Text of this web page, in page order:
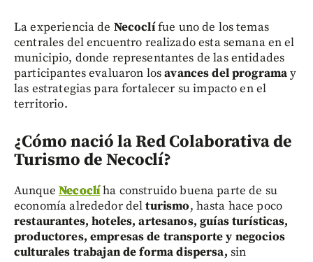
La experiencia de Necoclífue uno de los temas
centrales del encuentro realizado esta semana en el
municipio, donde representantes de las entidades
participantes evaluaron losavances del programay
las estrategias para fortalecer su impacto en el
territorio.
¿Cómo nació la Red Colaborativa de
Turismo de Necoclí?
AunqueNecoclíha construido buena parte de su
economía alrededor delturismo, hasta hace poco
restaurantes, hoteles, artesanos, guías turísticas,
productores, empresas de transporte y negocios
culturales trabajan de forma dispersa, sin